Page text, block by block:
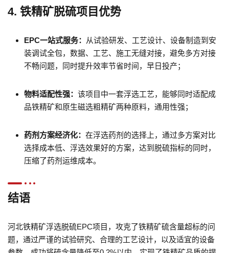
4. 铁精矿脱硫项目优势
EPC一站式服务：
从试验研发、工艺设计、设备制造到安
装调试全包，数据、工艺、施工无缝对接，避免多方对接
不畅问题，同时提升效率节省时间，早日投产；
物料适配性强： 该项目中一套浮选工艺，能够同时适配成
品铁精矿和原生磁选粗精矿两种原料，通用性强；
药剂方案经济化： 在浮选药剂的选择上，通过多方案对比
选择成本低、浮选效果好的方案，达到脱硫指标的同时，
压缩了药剂运维成本。
结语
河北铁精矿浮选脱硫EPC项目，攻克了铁精矿硫含量超标的问
题，通过严谨的试验研究、合理的工艺设计，以及适宜的设备